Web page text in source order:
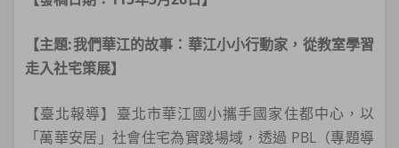
【主題:我們華江的故事：華江小小行動家，從教室學習
走入社宅策展】
【臺北報導】臺北市華江國小攜手國家住都中心，以
「萬華安居」社會住宅為實踐場域，透過 PBL（專題導